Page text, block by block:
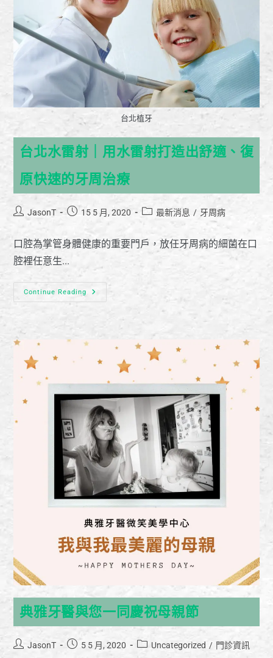
台北植牙
台北水雷射｜用水雷射打造出舒適、復
原快速的牙周治療
JasonT 15 5 月, 2020 最新消息 / 牙周病
口腔為掌管身體健康的重要門戶，放任牙周病的細菌在口
腔裡任意生...
Continue Reading
典雅牙醫與您一同慶祝母親節
JasonT 5 5 月, 2020 Uncategorized / 門診資訊